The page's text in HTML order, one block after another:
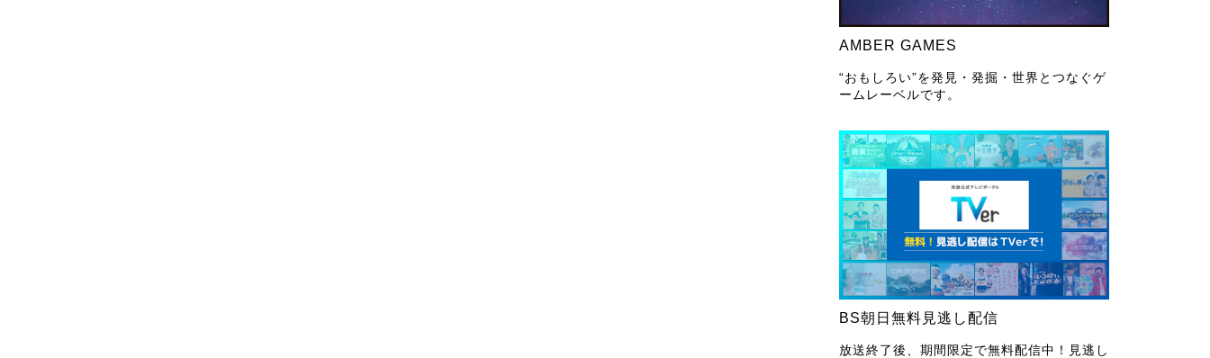
AMBER GAMES
“おもしろい”を発見・発掘・世界とつなぐゲ
ームレーベルです。
BS朝日無料見逃し配信
放送終了後、期間限定で無料配信中！見逃し